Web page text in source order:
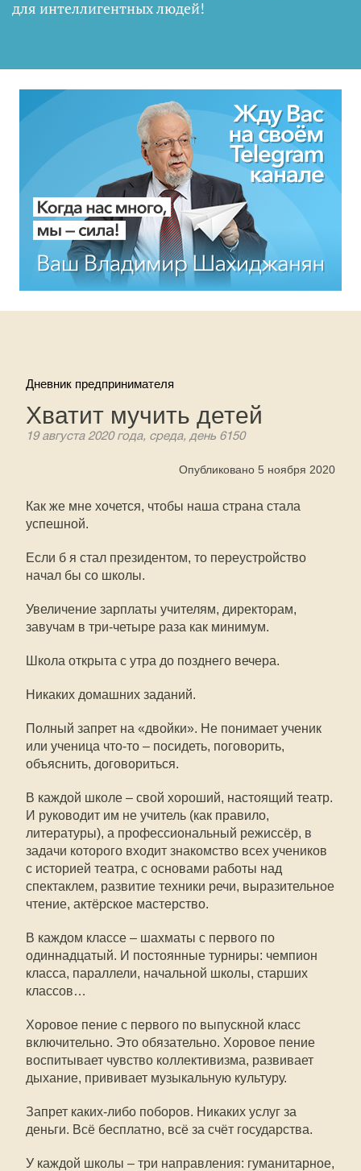
для интеллигентных людей!
Дневник предпринимателя
Хватит мучить детей
19 августа 2020 года, среда, день 6150
Опубликовано 5 ноября 2020
Как же мне хочется, чтобы наша страна стала
успешной.
Если б я стал президентом, то переустройство
начал бы со школы.
Увеличение зарплаты учителям, директорам,
завучам в три-четыре раза как минимум.
Школа открыта с утра до позднего вечера.
Никаких домашних заданий.
Полный запрет на «двойки». Не понимает ученик
или ученица что-то – посидеть, поговорить,
объяснить, договориться.
В каждой школе – свой хороший, настоящий театр.
И руководит им не учитель (как правило,
литературы), а профессиональный режиссёр, в
задачи которого входит знакомство всех учеников
с историей театра, с основами работы над
спектаклем, развитие техники речи, выразительное
чтение, актёрское мастерство.
В каждом классе – шахматы с первого по
одиннадцатый. И постоянные турниры: чемпион
класса, параллели, начальной школы, старших
классов…
Хоровое пение с первого по выпускной класс
включительно. Это обязательно. Хоровое пение
воспитывает чувство коллективизма, развивает
дыхание, прививает музыкальную культуру.
Запрет каких-либо поборов. Никаких услуг за
деньги. Всё бесплатно, всё за счёт государства.
У каждой школы – три направления: гуманитарное,